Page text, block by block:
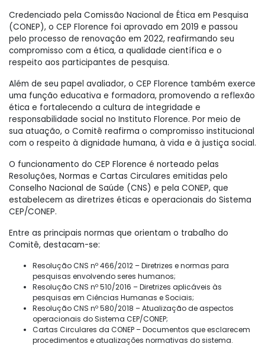
Credenciado pela Comissão Nacional de Ética em Pesquisa
(CONEP), o CEP Florence foi aprovado em 2019 e passou
pelo processo de renovação em 2022, reafirmando seu
compromisso com a ética, a qualidade científica e o
respeito aos participantes de pesquisa.
Além de seu papel avaliador, o CEP Florence também exerce
uma função educativa e formadora, promovendo a reflexão
ética e fortalecendo a cultura de integridade e
responsabilidade social no Instituto Florence. Por meio de
sua atuação, o Comitê reafirma o compromisso institucional
com o respeito à dignidade humana, à vida e à justiça social.
O funcionamento do CEP Florence é norteado pelas
Resoluções, Normas e Cartas Circulares emitidas pelo
Conselho Nacional de Saúde (CNS) e pela CONEP, que
estabelecem as diretrizes éticas e operacionais do Sistema
CEP/CONEP.
Entre as principais normas que orientam o trabalho do
Comitê, destacam-se:
Resolução CNS nº 466/2012 – Diretrizes e normas para
pesquisas envolvendo seres humanos;
Resolução CNS nº 510/2016 – Diretrizes aplicáveis às
pesquisas em Ciências Humanas e Sociais;
Resolução CNS nº 580/2018 – Atualização de aspectos
operacionais do Sistema CEP/CONEP;
Cartas Circulares da CONEP – Documentos que esclarecem
procedimentos e atualizações normativas do sistema.